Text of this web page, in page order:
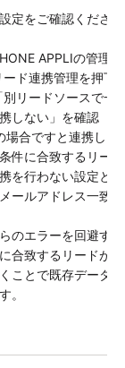
定をご確認くださ
APPLIの管理者
ド連携管理を押下
リードソースで一
しない」を確認
場合ですと連携しよ
件に合致するリー
を行わない設定と
ールアドレス一致
のエラーを回避す
合致するリードが
ことで既存データ
。